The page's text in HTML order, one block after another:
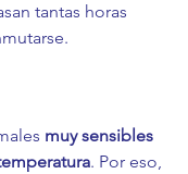
tantas horas
muy sensibles
. Por eso,